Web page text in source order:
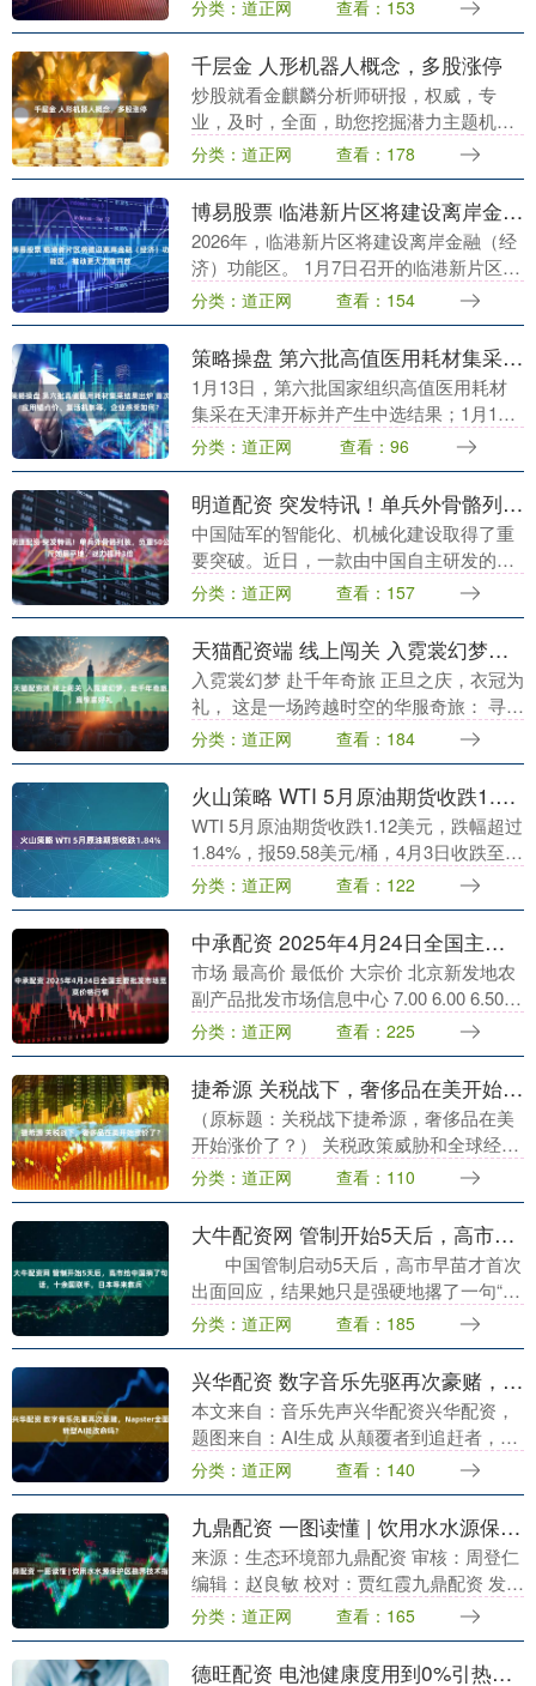
战术风格和近期状态为武器，试图在非洲
大陆的足球盛宴中....
分类：道正网 查看：153
千层金 人形机器人概念，多股涨停
炒股就看金麒麟分析师研报，权威，专
业，及时，全面，助您挖掘潜力主题机
会！ 今日早盘，A股市场整体延续强势，
银行、石油石化等权重板块领涨，带动沪
指表现强于深市两大....
分类：道正网 查看：178
博易股票 临港新片区将建设离岸金融（经济）功能区，推动更大力度开放
2026年，临港新片区将建设离岸金融（经
济）功能区。 1月7日召开的临港新片区
2026年制度创新暨优化营商环境大会上，
上海市委常委、临港新片区党工委书记、
管委会....
分类：道正网 查看：154
策略操盘 第六批高值医用耗材集采结果出炉 首次应用锚点价、复活机制等，企业感受如何？
1月13日，第六批国家组织高值医用耗材
集采在天津开标并产生中选结果；1月14
日，国家组织高值医用耗材联合采购办公
室公示中选结果，公示期为1月14~16日。
根据....
分类：道正网 查看：96
明道配资 突发特讯！单兵外骨骼列装，负重50公斤如履平地，战力提升3倍
中国陆军的智能化、机械化建设取得了重
要突破。近日，一款由中国自主研发的单
兵外骨骼系统正式列装西藏军区某边防部
队，标志着中国单兵装备跨入了“机械化外
骨骼”的新时代....
分类：道正网 查看：157
天猫配资端 线上闯关 入霓裳幻梦，赴千年奇旅，赢惊喜好礼
入霓裳幻梦 赴千年奇旅 正旦之庆，衣冠为
礼， 这是一场跨越时空的华服奇旅： 寻梦
大唐，为新春宴游备一袭华服； 踏入宋
廷，感受元日大朝会的朱衣风雅； 置身明
宫，解....
分类：道正网 查看：184
火山策略 WTI 5月原油期货收跌1.84%
WTI 5月原油期货收跌1.12美元，跌幅超过
1.84%，报59.58美元/桶，4月3日收跌至70
美元整数位心理关口下方。NYMEX 5月天
然气期货收跌将近5.....
分类：道正网 查看：122
中承配资 2025年4月24日全国主要批发市场苋菜价格行情
市场 最高价 最低价 大宗价 北京新发地农
副产品批发市场信息中心 7.00 6.00 6.50
江苏苏州南环桥农副产品批发市场 5.00
3.00 4.00 浙....
分类：道正网 查看：225
捷希源 关税战下，奢侈品在美开始涨价了？
（原标题：关税战下捷希源，奢侈品在美
开始涨价了？） 关税政策威胁和全球经济
不确定性增加等影响下，爱马仕在内的奢
侈品行业增长出现放缓迹象 文｜康国亮 编
辑｜杨秀红....
分类：道正网 查看：110
大牛配资网 管制开始5天后，高市给中国捎了句话，十余国联手，日本等来救兵
中国管制启动5天后，高市早苗才首次
出面回应，结果她只是强硬地撂了一句“无
法容许”，对中国硬气十足。与此同时华盛
顿传来消息，美国财长贝森特联合十多
个....
分类：道正网 查看：185
兴华配资 数字音乐先驱再次豪赌，Napster全面转型AI能改命吗？
本文来自：音乐先声兴华配资兴华配资，
题图来自：AI生成 从颠覆者到追赶者，数
字音乐先驱Napster再次站在了命运的路
口。 1月2日，Napster突然宣布关闭....
分类：道正网 查看：140
九鼎配资 一图读懂 | 饮用水水源保护区勘界技术指南
来源：生态环境部九鼎配资 审核：周登仁
编辑：赵良敏 校对：贾红霞九鼎配资 发布
于：北京市....
分类：道正网 查看：165
德旺配资 电池健康度用到0%引热议 苹果客服回应理论上有可能